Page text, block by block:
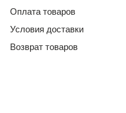
Оплата товаров
Условия доставки
Возврат товаров